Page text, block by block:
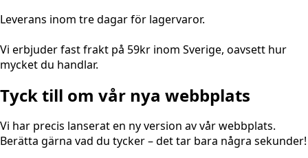
Leverans inom tre dagar för lagervaror.
Vi erbjuder fast frakt på 59kr inom Sverige, oavsett hur
mycket du handlar.
Tyck till om vår nya webbplats
Vi har precis lanserat en ny version av vår webbplats.
Berätta gärna vad du tycker – det tar bara några sekunder!